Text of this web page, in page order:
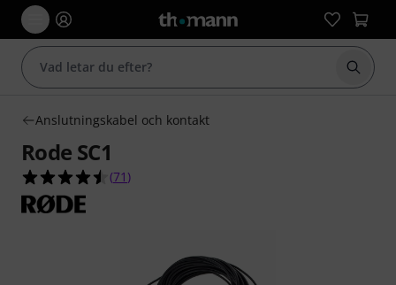
Börja
Anslutningskabel och kontakt
Rode SC1
4.5 av 5 stjärnor från 71 kundbetyg
(71 )